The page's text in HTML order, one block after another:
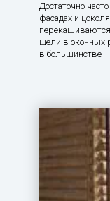
Достаточно
фасадах и
щели в оконных
в большинстве